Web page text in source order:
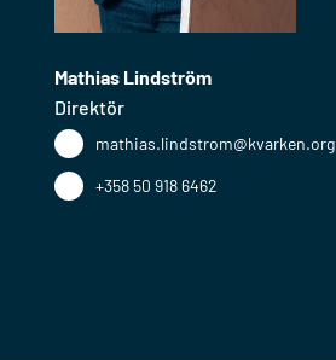
Mathias Lindström
Direktör
mathias.lindstrom@kvarken.org
+358 50 918 6462